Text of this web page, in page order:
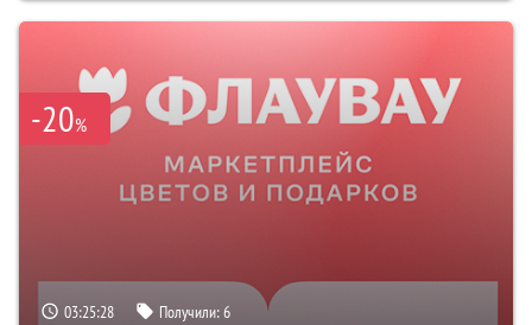
-20%
03:25:28 Получили:6